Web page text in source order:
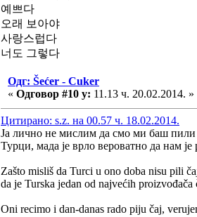
예쁘다
오래 보아야
사랑스럽다
너도 그렇다
Одг: Šećer - Cuker
« Одговор #10 у: 11.13 ч. 20.02.2014. »
Цитирано: s.z. на 00.57 ч. 18.02.2014.
Ја лично не мислим да смо ми баш
Турци, мада је врло вероватно да нам
Zašto misliš da Turci u ono doba nisu pili
da je Turska jedan od najvećih
Oni recimo i dan-danas rado piju čaj,